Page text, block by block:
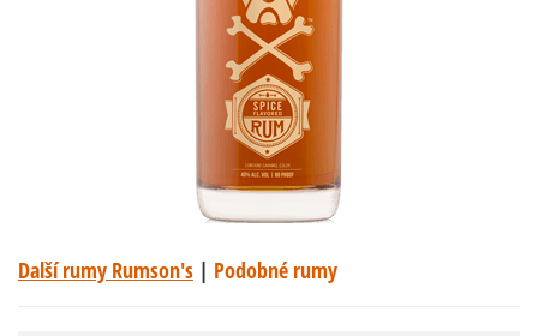
Další rumy Rumson's | Podobné rumy